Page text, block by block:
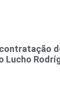
Lucho